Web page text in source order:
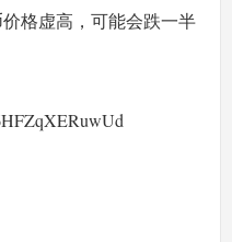
格虚高，可能会跌一半